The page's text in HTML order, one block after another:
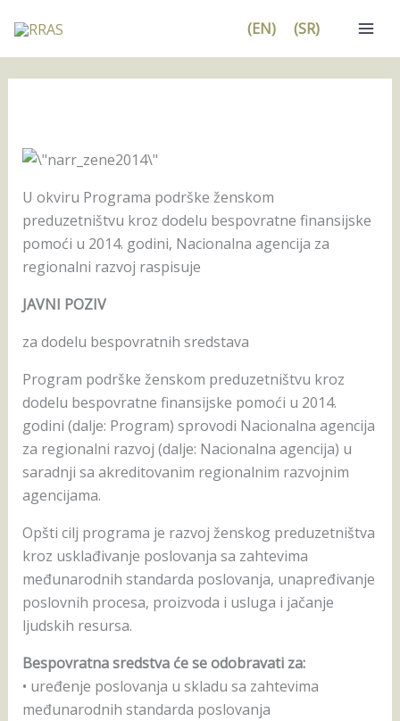
na
sadržaj
(EN) (SR)
U okviru Programa podrške ženskom
preduzetništvu kroz dodelu bespovratne finansijske
pomoći u 2014. godini, Nacionalna agencija za
regionalni razvoj raspisuje
JAVNI POZIV
za dodelu bespovratnih sredstava
Program podrške ženskom preduzetništvu kroz
dodelu bespovratne finansijske pomoći u 2014.
godini (dalje: Program) sprovodi Nacionalna agencija
za regionalni razvoj (dalje: Nacionalna agencija) u
saradnji sa akreditovanim regionalnim razvojnim
agencijama.
Opšti cilj programa je razvoj ženskog preduzetništva
kroz usklađivanje poslovanja sa zahtevima
međunarodnih standarda poslovanja, unapređivanje
poslovnih procesa, proizvoda i usluga i jačanje
ljudskih resursa.
Bespovratna sredstva će se odobravati za:
• uređenje poslovanja u skladu sa zahtevima
međunarodnih standarda poslovanja